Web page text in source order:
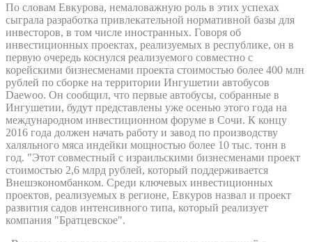
По словам Евкурова, немаловажную роль в этих успехах
сыграла разработка привлекательной нормативной базы для
инвесторов, в том числе иностранных. Говоря об
инвестиционных проектах, реализуемых в республике, он в
первую очередь коснулся реализуемого совместно с
корейскими бизнесменами проекта стоимостью более 400 млн
рублей по сборке на территории Ингушетии автобусов
Daewoo. Он сообщил, что первые автобусы, собранные в
Ингушетии, будут представлены уже осенью этого года на
международном инвестиционном форуме в Сочи. К концу
2016 года должен начать работу и завод по производству
халяльного мяса индейки мощностью более 10 тыс. тонн в
год. "Этот совместный с израильскими бизнесменами проект
стоимостью 2,6 млрд рублей, который поддерживается
Внешэкономбанком. Среди ключевых инвестиционных
проектов, реализуемых в регионе, Евкуров назвал и проект
развития садов интенсивного типа, который реализует
компания "Братцевское".